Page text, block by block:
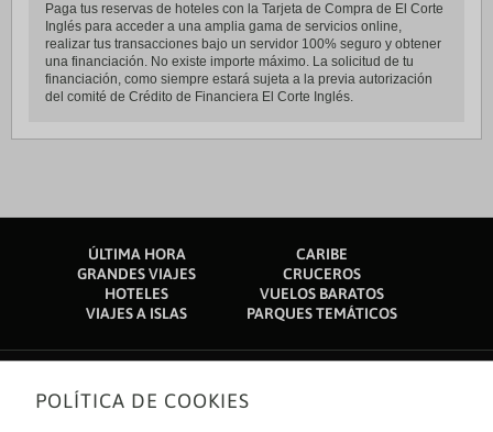
Paga tus reservas de hoteles con la Tarjeta de Compra de El Corte
Inglés para acceder a una amplia gama de servicios online,
realizar tus transacciones bajo un servidor 100% seguro y obtener
una financiación. No existe importe máximo. La solicitud de tu
financiación, como siempre estará sujeta a la previa autorización
del comité de Crédito de Financiera El Corte Inglés.
ÚLTIMA HORA
CARIBE
GRANDES VIAJES
CRUCEROS
HOTELES
VUELOS BARATOS
VIAJES A ISLAS
PARQUES TEMÁTICOS
Sobre nosotros
POLÍTICA DE COOKIES